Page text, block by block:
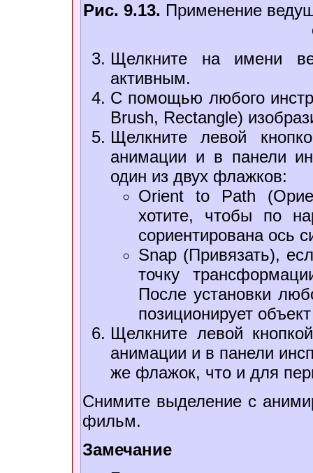
Рис. 9.13. Применение
Щелкните на имени
активным.
С помощью любого
Brush, Rectangle)
Щелкните левой
анимации и в панели
один из двух флажков:
Orient to Path
хотите, чтобы по
сориентирована ось
Snap (Привязать),
точку
После установки
позиционирует
Щелкните левой
анимации и в панели
же флажок, что и для
Снимите выделение с
фильм.
Замечание